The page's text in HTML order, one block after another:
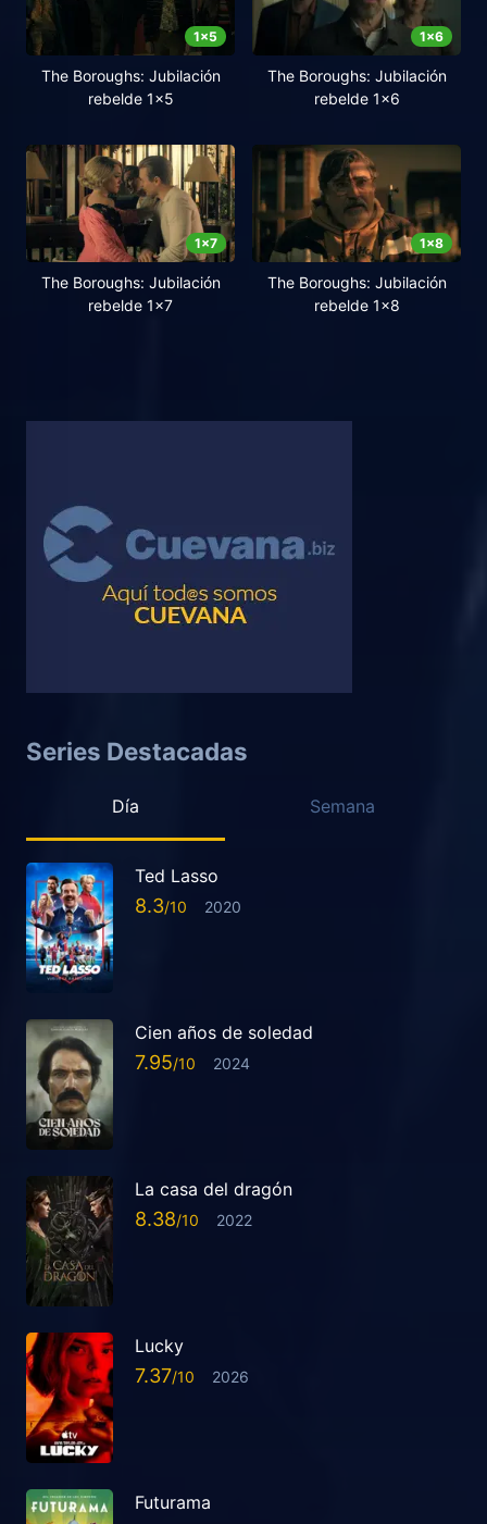
1x5
The Boroughs: Jubilación
rebelde 1x5
1x6
The Boroughs: Jubilación
rebelde 1x6
1x7
The Boroughs: Jubilación
rebelde 1x7
1x8
The Boroughs: Jubilación
rebelde 1x8
Series Destacadas
Día Semana
Ted Lasso
8.3 2020
Cien años de soledad
7.95 2024
La casa del dragón
8.38 2022
Lucky
7.37 2026
Futurama